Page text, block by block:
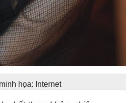
họa: Internet